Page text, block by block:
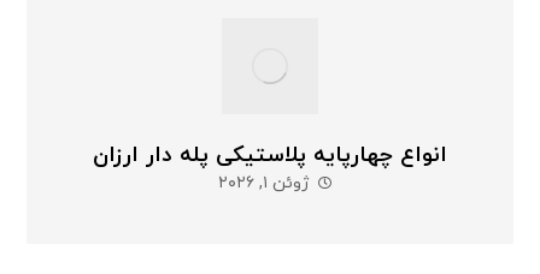
انواع چهارپایه پلاستیکی پله دار ارزان
ژوئن ۱, ۲۰۲۶